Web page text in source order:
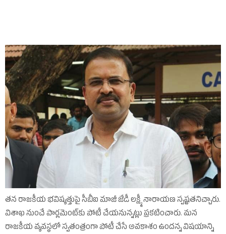
తన రాజకీయ భవిష్యత్తుపై సీబీఐ మాజీ జేడీ లక్ష్మీ నారాయణ స్పష్టతనిచ్చారు.
విశాఖ నుంచే పార్లమెంట్‌కు పోటీ చేయనున్నట్లు ప్రకటించారు. మన
రాజకీయ వ్యవస్థలో స్వతంత్రంగా పోటీ చేసే అవకాశం ఉందన్న విషయాన్ని